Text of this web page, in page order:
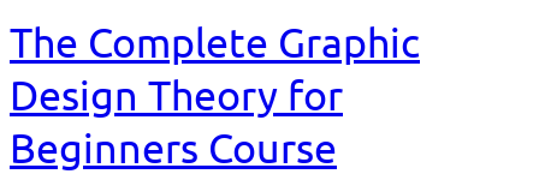
The Complete Graphic
Design Theory for
Beginners Course